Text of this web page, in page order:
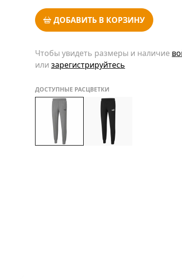
ДОБАВИТЬ В КОРЗИНУ
Чтобы увидеть размеры и наличие
или зарегистрируйтесь
ДОСТУПНЫЕ РАСЦВЕТКИ